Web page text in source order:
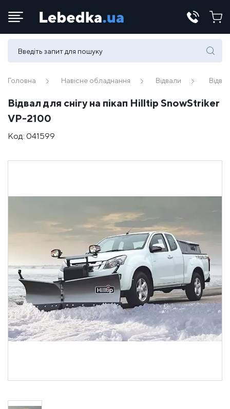
Телефони:
(067) 430 82-15
Головна Навісне обладнання Відвали
Відвал для снігу на пікап Hilltip SnowStriker
VP-2100
Код: 041599